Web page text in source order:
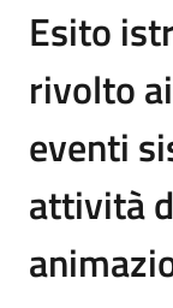
Esito
rivolto
eventi
attività